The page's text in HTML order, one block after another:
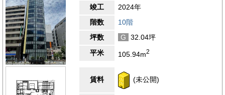
竣工
2024年
階数
10階
坪数
G
32.04坪
平米
105.94m2
賃料 (未公開)